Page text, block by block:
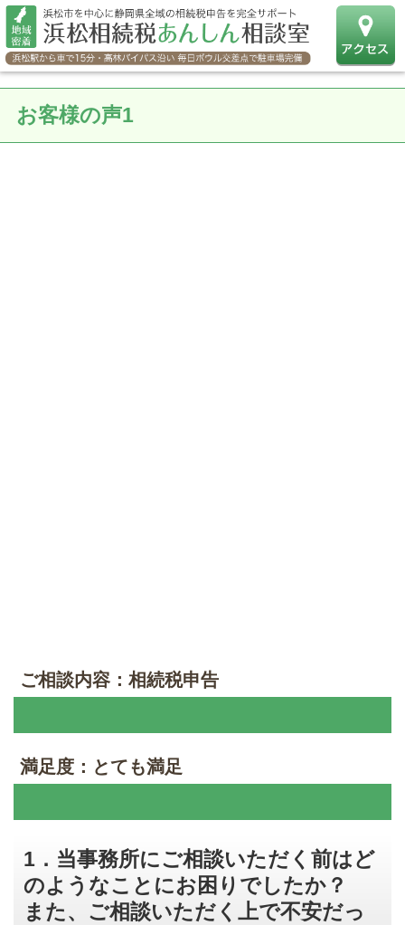
お客様の声1
ご相談内容：相続税申告
満足度：とても満足
1．当事務所にご相談いただく前はど
のようなことにお困りでしたか？
また、ご相談いただく上で不安だっ